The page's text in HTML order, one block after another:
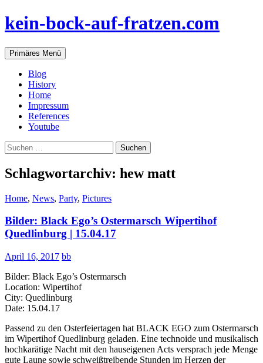
Zum
Inhalt
kein-bock-auf-fratzen.com
Suchen
Primäres Menü
Blog
History
Home
Impressum
References
Youtube
Suchen
nach:
Schlagwortarchiv: hew matt
Home, News, Party, Pictures
Bilder: Black Ego’s Ostermarsch Wipertihof
Quedlinburg | 15.04.17
April 16, 2017 bb
Bilder: Black Ego’s Ostermarsch
Location: Wipertihof
City: Quedlinburg
Date: 15.04.17
Passend zu den Osterfeiertagen hat BLACK EGO zum Ostermarsch
im Wipertihof Quedlinburg geladen. Eine technoide und musikalisch
hochkarätige Nacht mit den hauseigenen Acts versprach jede Menge
gute Laune sowie schweißtreibende Stunden im Herzen der